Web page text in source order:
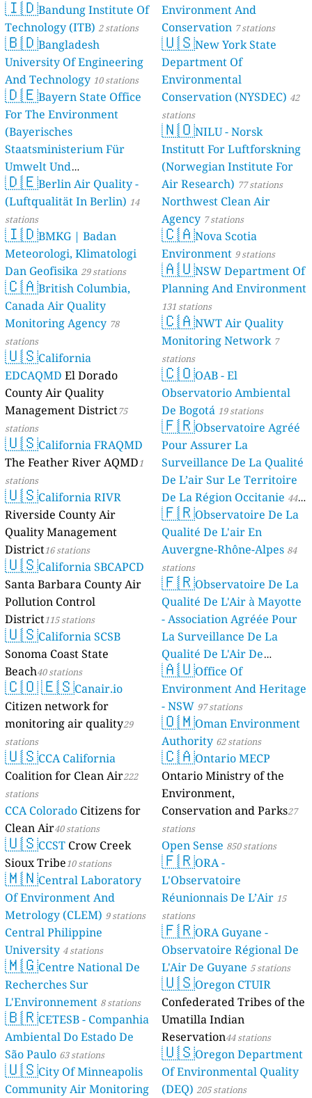
🇮🇩Bandung Institute Of
Technology (ITB) 2 stations
🇧🇩Bangladesh
University Of Engineering
And Technology 10 stations
🇩🇪Bayern State Office
For The Environment
(Bayerisches
Staatsministerium Für
Umwelt Und
Verbraucherschutz) - LfU
46 stations
🇩🇪Berlin Air Quality -
(Luftqualität In Berlin) 14
stations
🇮🇩BMKG | Badan
Meteorologi, Klimatologi
Dan Geofisika 29 stations
🇨🇦British Columbia,
Canada Air Quality
Monitoring Agency 78
stations
🇺🇸California
EDCAQMD El Dorado
County Air Quality
Management District75
stations
🇺🇸California FRAQMD
The Feather River AQMD1
stations
🇺🇸California RIVR
Riverside County Air
Quality Management
District16 stations
🇺🇸California SBCAPCD
Santa Barbara County Air
Pollution Control
District115 stations
🇺🇸California SCSB
Sonoma Coast State
Beach40 stations
🇨🇴🇪🇸Canair.io
Citizen network for
monitoring air quality29
stations
🇺🇸CCA California
Coalition for Clean Air222
stations
CCA Colorado Citizens for
Clean Air40 stations
🇺🇸CCST Crow Creek
Sioux Tribe10 stations
🇲🇳Central Laboratory
Of Environment And
Metrology (CLEM) 9 stations
Central Philippine
University 4 stations
🇲🇬Centre National De
Recherches Sur
L'Environnement 8 stations
🇧🇷CETESB - Companhia
Ambiental Do Estado De
São Paulo 63 stations
🇺🇸City Of Minneapolis
Community Air Monitoring
Environment And
Conservation 7 stations
🇺🇸New York State
Department Of
Environmental
Conservation (NYSDEC) 42
stations
🇳🇴NILU - Norsk
Institutt For Luftforskning
(Norwegian Institute For
Air Research) 77 stations
Northwest Clean Air
Agency 7 stations
🇨🇦Nova Scotia
Environment 9 stations
🇦🇺NSW Department Of
Planning And Environment
131 stations
🇨🇦NWT Air Quality
Monitoring Network 7
stations
🇨🇴OAB - El
Observatorio Ambiental
De Bogotá 19 stations
🇫🇷Observatoire Agréé
Pour Assurer La
Surveillance De La Qualité
De L’air Sur Le Territoire
De La Région Occitanie 44
stations
🇫🇷Observatoire De La
Qualité De L'air En
Auvergne-Rhône-Alpes 84
stations
🇫🇷Observatoire De La
Qualité De L'Air à Mayotte
- Association Agréée Pour
La Surveillance De La
Qualité De L'Air De
Mayotte 4 stations
🇦🇺Office Of
Environment And Heritage
- NSW 97 stations
🇴🇲Oman Environment
Authority 62 stations
🇨🇦Ontario MECP
Ontario Ministry of the
Environment,
Conservation and Parks27
stations
Open Sense 850 stations
🇫🇷ORA -
L'Observatoire
Réunionnais De L’Air 15
stations
🇫🇷ORA Guyane -
Observatoire Régional De
L'Air De Guyane 5 stations
🇺🇸Oregon CTUIR
Confederated Tribes of the
Umatilla Indian
Reservation44 stations
🇺🇸Oregon Department
Of Environmental Quality
(DEQ) 205 stations